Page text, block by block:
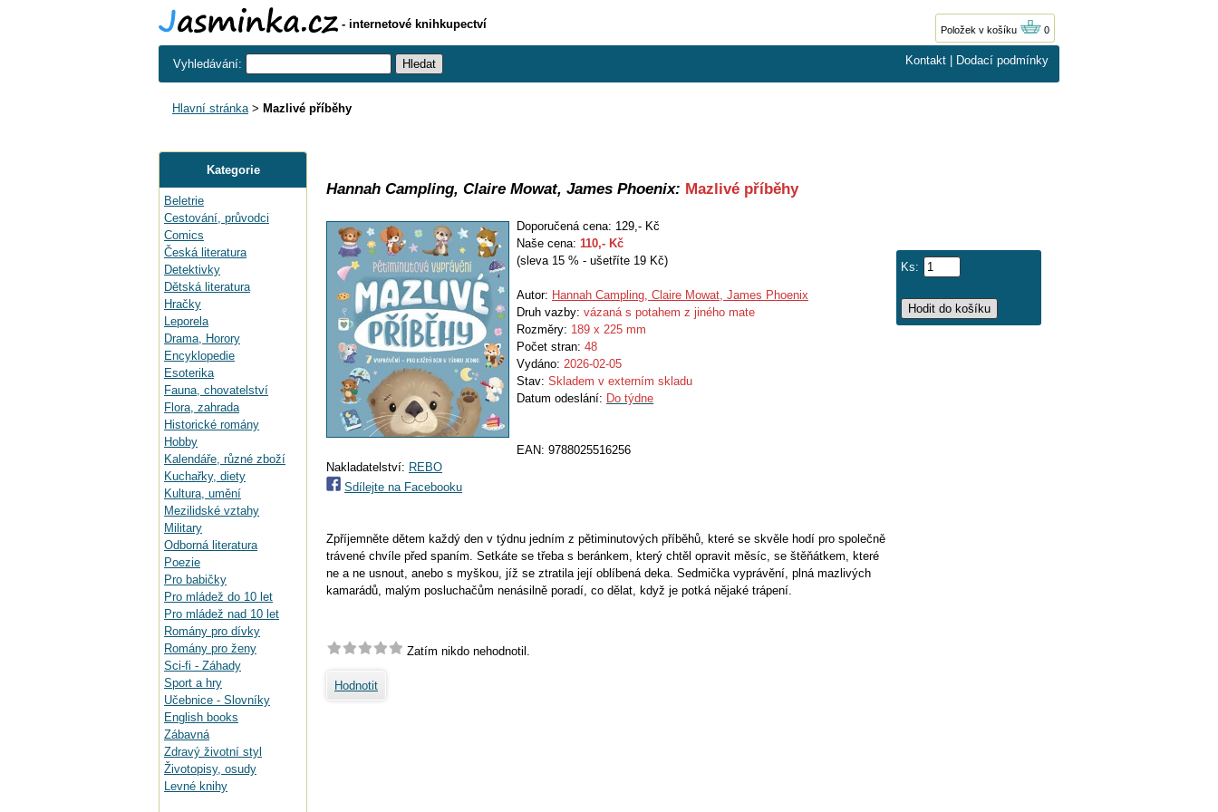
- internetové knihkupectví Položek v košíku 0
Vyhledávání: Kontakt Dodací podmínky
Hlavní stránka> Mazlivé příběhy
Kategorie
Beletrie
Cestování, průvodci
Comics
Česká literatura
Detektivky
Dětská literatura
Hračky
Leporela
Drama, Horory
Encyklopedie
Esoterika
Fauna, chovatelství
Flora, zahrada
Historické romány
Hobby
Kalendáře, různé zboží
Kuchařky, diety
Kultura, umění
Mezilidské vztahy
Military
Odborná literatura
Poezie
Pro babičky
Pro mládež do 10 let
Pro mládež nad 10 let
Romány pro dívky
Romány pro ženy
Sci-fi - Záhady
Sport a hry
Učebnice - Slovníky
English books
Zábavná
Zdravý životní styl
Životopisy, osudy
Levné knihy
Hannah Campling, Claire Mowat, James Phoenix: Mazlivé příběhy
Doporučená cena: 129,- Kč
Naše cena: 110,- Kč
(sleva 15 % - ušetříte 19 Kč)
Autor: Hannah Campling, Claire Mowat, James Phoenix
Druh vazby: vázaná s potahem z jiného mate
Rozměry: 189 x 225 mm
Počet stran: 48
Vydáno: 2026-02-05
Stav: Skladem v externím skladu
Datum odeslání: Do týdne
EAN: 9788025516256
Nakladatelství: REBO
Sdílejte na Facebooku
Zpříjemněte dětem každý den v týdnu jedním z pětiminutových příběhů, které se skvěle hodí pro společně
trávené chvíle před spaním. Setkáte se třeba s beránkem, který chtěl opravit měsíc, se štěňátkem, které
ne a ne usnout, anebo s myškou, jíž se ztratila její oblíbená deka. Sedmička vyprávění, plná mazlivých
kamarádů, malým posluchačům nenásilně poradí, co dělat, když je potká nějaké trápení.
Zatím nikdo nehodnotil.
Hodnotit
Ks: